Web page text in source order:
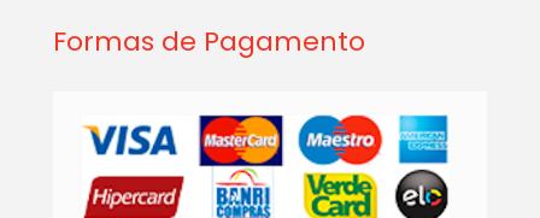
Formas de Pagamento